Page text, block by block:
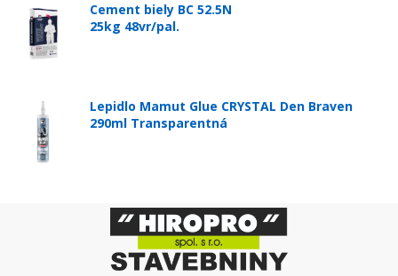
Cement biely BC 52.5N
25kg 48vr/pal.
Lepidlo Mamut Glue CRYSTAL Den Braven
290ml Transparentná